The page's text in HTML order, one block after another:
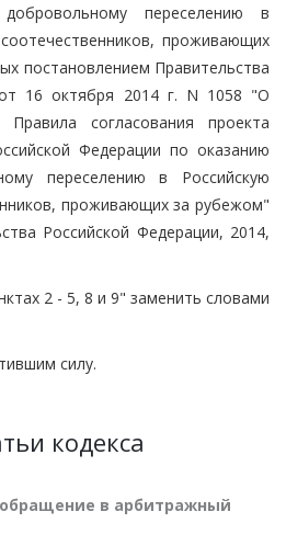
переселению в
проживающих
постановлением Правительства
16 октября 2014 г. N 1058 "О
согласования проекта
Федерации по оказанию
переселению в Российскую
проживающих за рубежом"
Российской Федерации, 2014,
2 - 5, 8 и 9" заменить словами
силу.
кодекса
в арбитражный